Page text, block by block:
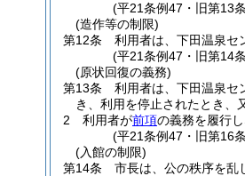
(平21条例47・旧第13
(造作等の制限)
第12条
利用者は、下田温泉セ
(平21条例47・旧第14
(原状回復の義務)
第13条
利用者は、下田温泉セ
き、利用を停止されたとき、
2
利用者が前項の義務を履行
(平21条例47・旧第16
(入館の制限)
第14条
市長は、公の秩序を乱